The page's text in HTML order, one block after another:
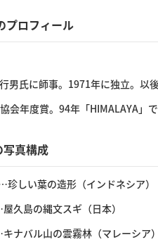
プロフィール
男氏に師事。1971年に独立。以
会年度賞。94年「HIMALAYA」
真構成
珍しい葉の造形（インドネシア）
久島の縄文スギ（日本）
ナバル山の雲霧林（マレーシア）